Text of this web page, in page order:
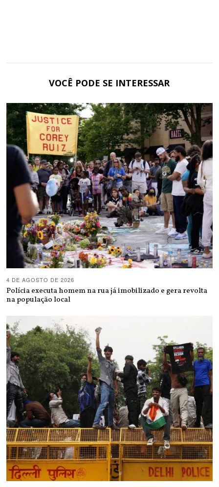
VOCÊ PODE SE INTERESSAR
4 DE AGOSTO DE 2026
Polícia executa homem na rua já imobilizado e gera revolta
na população local